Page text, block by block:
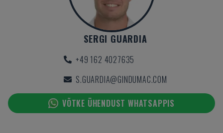
SERGI GUARDIA
+49 162 4027635
S.GUARDIA@GINDUMAC.COM
VÕTKE ÜHENDUST WHATSAPPIS